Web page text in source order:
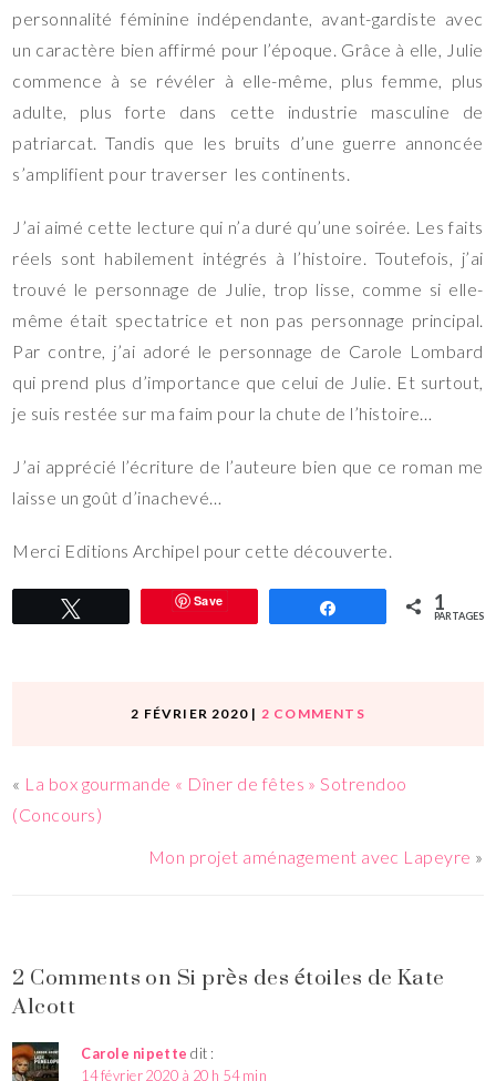
personnalité féminine indépendante, avant-gardiste avec
un caractère bien affirmé pour l’époque. Grâce à elle, Julie
commence à se révéler à elle-même, plus femme, plus
adulte, plus forte dans cette industrie masculine de
patriarcat. Tandis que les bruits d’une guerre annoncée
s’amplifient pour traverser les continents.
J’ai aimé cette lecture qui n’a duré qu’une soirée. Les faits
réels sont habilement intégrés à l’histoire. Toutefois, j’ai
trouvé le personnage de Julie, trop lisse, comme si elle-
même était spectatrice et non pas personnage principal.
Par contre, j’ai adoré le personnage de Carole Lombard
qui prend plus d’importance que celui de Julie. Et surtout,
je suis restée sur ma faim pour la chute de l’histoire…
J’ai apprécié l’écriture de l’auteure bien que ce roman me
laisse un goût d’inachevé…
Merci Editions Archipel pour cette découverte.
Save Partagez 1
PARTAGES
2 FÉVRIER 2020 | 2 COMMENTS
« La box gourmande « Dîner de fêtes » Sotrendoo
(Concours)
Mon projet aménagement avec Lapeyre »
2 Comments on Si près des étoiles de Kate
Alcott
Carole nipette dit :
14 février 2020 à 20 h 54 min